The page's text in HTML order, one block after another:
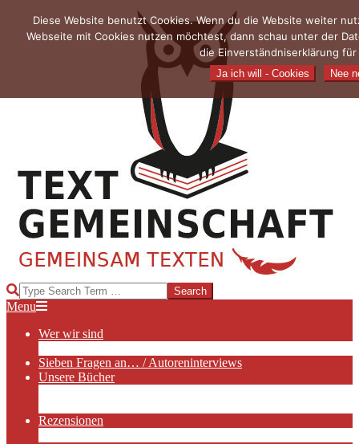
content
TEXTGEMEINSCHAFT
Search
Primary
Menu
Menu
Wer wir sind
Sieben Fragen an… / Autoreninterviews
Unsere Bücher
Rezensionen
Diese Website benutzt Cookies. Wenn du die Website weiter
Webseite mit Cookies nutzen möchtest, dann schau unter der
die Einverständniserklärung
Ja ich will - Cookies Nee